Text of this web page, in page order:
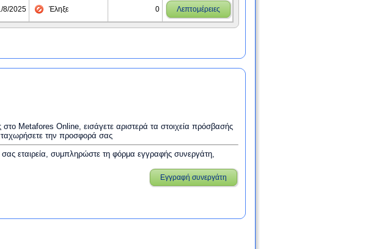
8/2025 Έληξε 0 Λεπτομέρειες
στο Metafores Online, εισάγετε αριστερά τα στοιχεία πρόσβασής
την προσφορά σας
εταιρεία, συμπληρώστε τη φόρμα εγγραφής συνεργάτη,
Εγγραφή συνεργάτη